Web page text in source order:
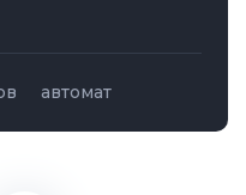
автомат